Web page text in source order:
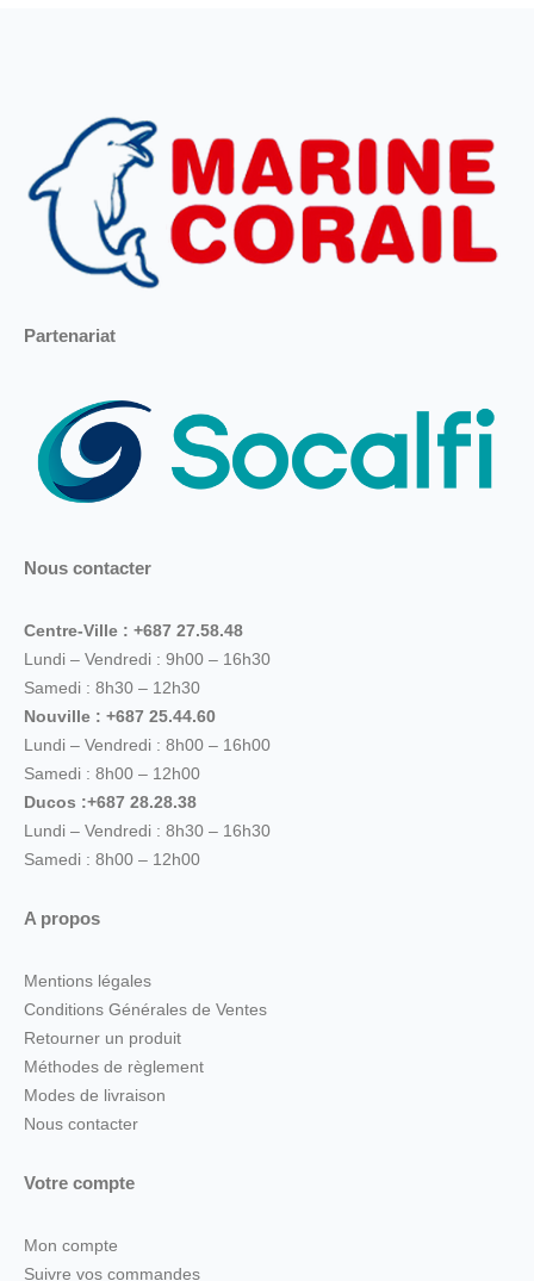
Partenariat
Nous contacter
Centre-Ville : +687 27.58.48
Lundi – Vendredi : 9h00 – 16h30
Samedi : 8h30 – 12h30
Nouville : +687 25.44.60
Lundi – Vendredi : 8h00 – 16h00
Samedi : 8h00 – 12h00
Ducos :+687 28.28.38
Lundi – Vendredi : 8h30 – 16h30
Samedi : 8h00 – 12h00
A propos
Mentions légales
Conditions Générales de Ventes
Retourner un produit
Méthodes de règlement
Modes de livraison
Nous contacter
Votre compte
Mon compte
Suivre vos commandes